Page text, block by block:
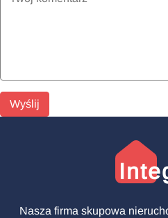
Wyślij
Nasza firma skupowa